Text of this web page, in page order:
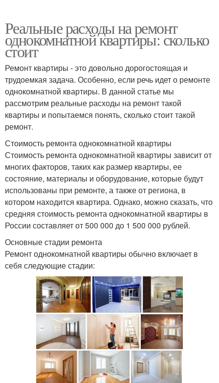
Реальные расходы на ремонт
однокомнатной квартиры: сколько
стоит
Ремонт квартиры - это довольно дорогостоящая и
трудоемкая задача. Особенно, если речь идет о ремонте
однокомнатной квартиры. В данной статье мы
рассмотрим реальные расходы на ремонт такой
квартиры и попытаемся понять, сколько стоит такой
ремонт.
Стоимость ремонта однокомнатной квартиры
Стоимость ремонта однокомнатной квартиры зависит от
многих факторов, таких как размер квартиры, ее
состояние, материалы и оборудование, которые будут
использованы при ремонте, а также от региона, в
котором находится квартира. Однако, можно сказать, что
средняя стоимость ремонта однокомнатной квартиры в
России составляет от 500 000 до 1 500 000 рублей.
Основные стадии ремонта
Ремонт однокомнатной квартиры обычно включает в
себя следующие стадии: